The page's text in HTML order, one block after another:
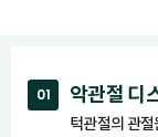
01 악관절 디
턱관절의 관